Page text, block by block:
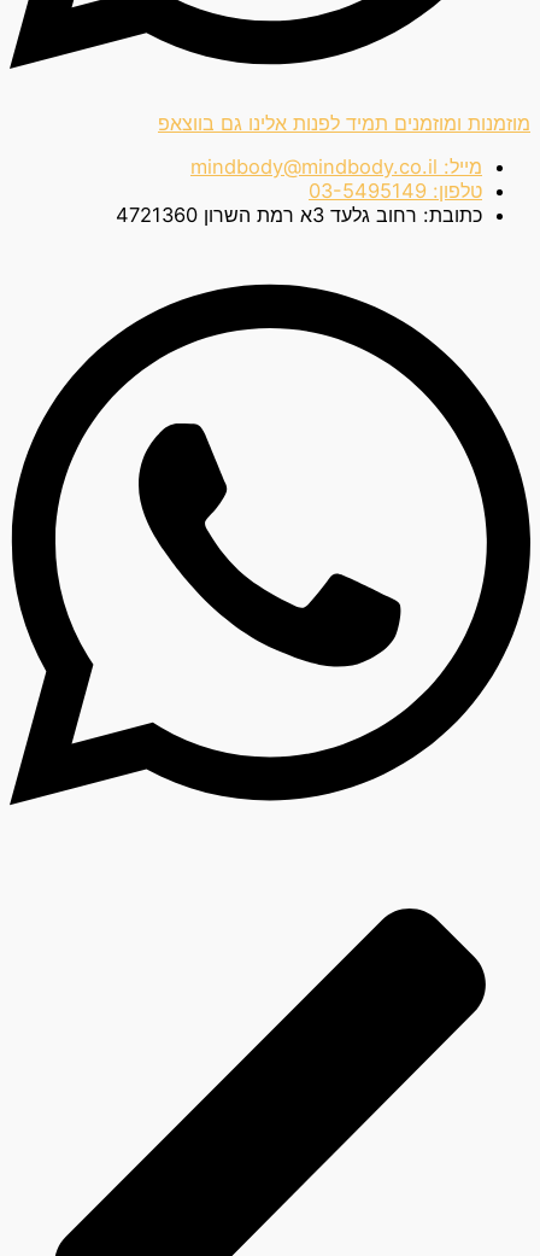
מוזמנות ומוזמנים תמיד לפנות אלינו גם בווצאפ
מייל:
טלפון:
כתובת: רחוב גלעד 3א רמת השרון 4721360